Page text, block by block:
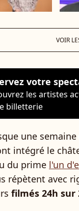
VOIR
votre
les artistes
billetterie
une semaine
intégré le
du prime l'un
répètent avec
filmés 24h sur